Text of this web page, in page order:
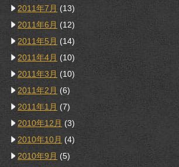
2011年7月 (13)
2011年6月 (12)
2011年5月 (14)
2011年4月 (10)
2011年3月 (10)
2011年2月 (6)
2011年1月 (7)
2010年12月 (3)
2010年10月 (4)
2010年9月 (5)